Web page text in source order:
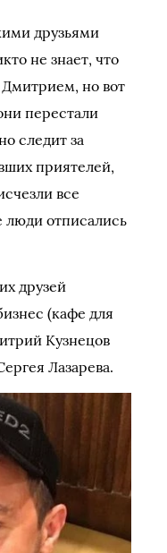
друзьями
не знает, что
но вот
перестали
следит за
приятелей,
все
отписались
друзей
(кафе для
Кузнецов
Лазарева.